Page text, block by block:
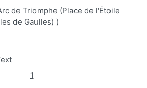
de Triomphe (Place de l'Étoile
de Gaulles) )
1